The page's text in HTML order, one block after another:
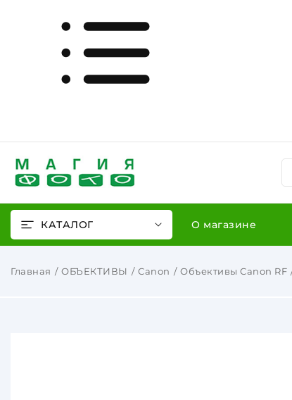
КАТАЛОГ О магазине
Главная ОБЪЕКТИВЫ Canon Объективы Canon RF